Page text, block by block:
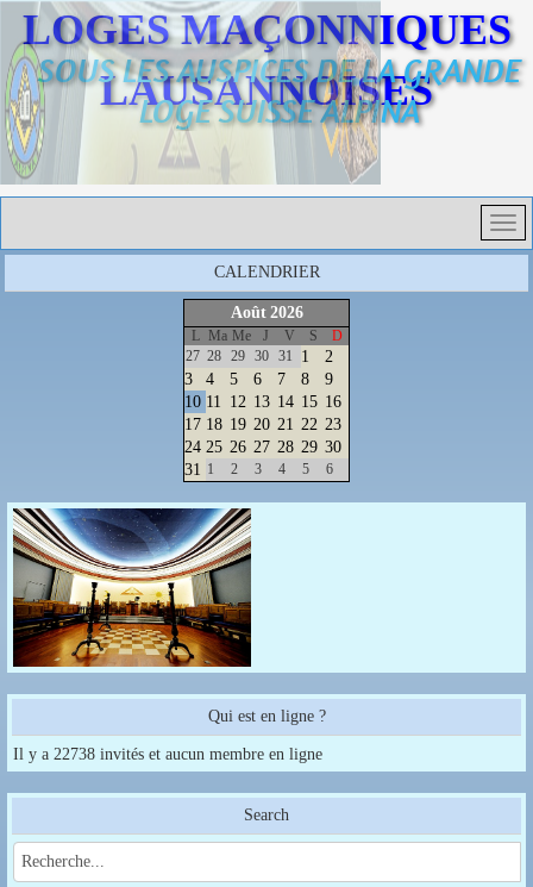
LOGES MAÇONNIQUES
LAUSANNOISES
SOUS LES AUSPICES DE LA GRANDE
LOGE SUISSE ALPINA
CALENDRIER
Août 2026
L Ma Me J V S
D
27 28 29 30 31 1
2
3
4 5 6 7 8
9
10 11 12 13 14 15 16
17 18 19 20 21 22 23
24 25 26 27 28 29 30
31 1 2 3 4 5 6
Qui est en ligne ?
Il y a 22738 invités et aucun membre en ligne
Search